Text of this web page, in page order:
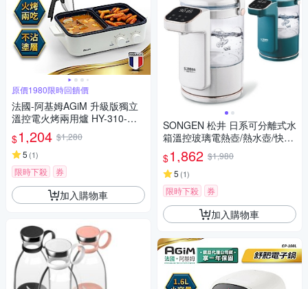
原價1980限時回饋價
法國-阿基姆AGiM 升級版獨立
溫控電火烤兩用爐 HY-310-WH
震旦代理 電烤盤 電烤爐
$1,204 $1,280
5 (1)
限時下殺 券
加入購物車
SONGEN 松井 日系可分離式水
箱溫控玻璃電熱壺/熱水壺/快煮
壺/電水壺 SG-255HP
$1,862 $1,980
5 (1)
限時下殺 券
加入購物車